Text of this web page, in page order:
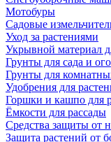
Мотобуры
Садовые
Уход за растениями
Укрывной материал
Грунты для сада и
Грунты для
Удобрения для
Горшки и кашпо для
Ёмкости для рассады
Средства защиты от
Защита растений от